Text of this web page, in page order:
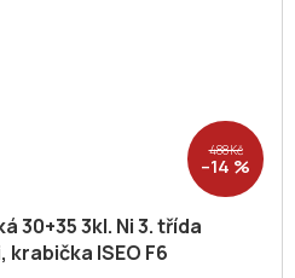
488 Kč
–14 %
30+35 3kl. Ni 3. třída
ISEO F6